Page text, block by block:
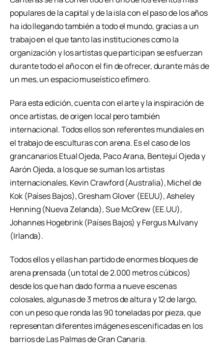
populares de la capital y de la isla con el paso de los años
ha ido llegando también a todo el mundo, gracias a un
trabajo en el que tanto las instituciones como la
organización y los artistas que participan se esfuerzan
durante todo el año con el fin de ofrecer, durante más de
un mes, un espacio museístico efímero.
Para esta edición, cuenta con el arte y la inspiración de
once artistas, de origen local pero también
internacional. Todos ellos son referentes mundiales en
el trabajo de esculturas con arena. Es el caso de los
grancanarios Etual Ojeda, Paco Arana, Bentejuí Ojeda y
Aarón Ojeda, a los que se suman los artistas
internacionales, Kevin Crawford (Australia), Michel de
Kok (Países Bajos), Gresham Glover (EEUU), Asheley
Henning (Nueva Zelanda), Sue McGrew (EE.UU),
Johannes Hogebrink (Países Bajos) y Fergus Mulvany
(Irlanda).
Todos ellos y ellas han partido de enormes bloques de
arena prensada (un total de 2.000 metros cúbicos)
desde los que han dado forma a nueve escenas
colosales, algunas de 3 metros de altura y 12 de largo,
con un peso que ronda las 90 toneladas por pieza, que
representan diferentes imágenes escenificadas en los
barrios de Las Palmas de Gran Canaria.